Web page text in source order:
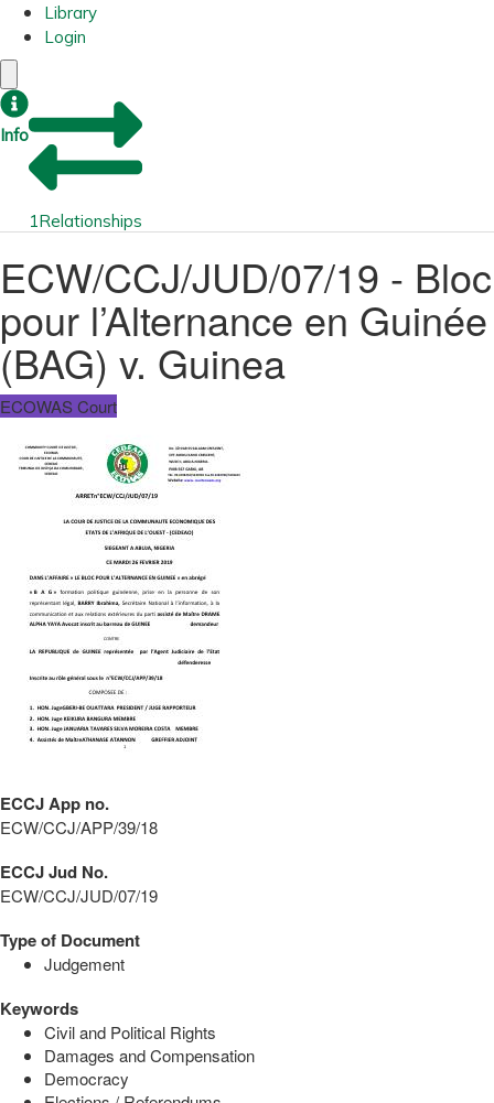
Library
Login
Info
1Relationships
ECW/CCJ/JUD/07/19 - Bloc
pour l’Alternance en Guinée
(BAG) v. Guinea
ECOWAS Court
ECCJ App no.
ECW/CCJ/APP/39/18
ECCJ Jud No.
ECW/CCJ/JUD/07/19
Type of Document
Judgement
Keywords
Civil and Political Rights
Damages and Compensation
Democracy